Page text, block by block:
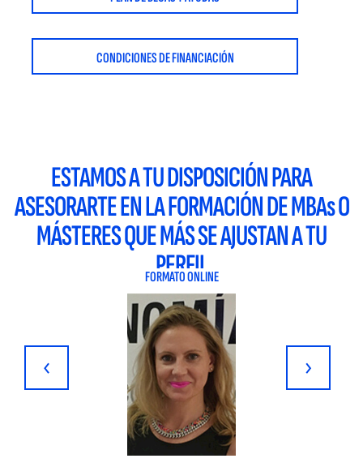
CONDICIONES DE FINANCIACIÓN
ESTAMOS A TU DISPOSICIÓN PARA
ASESORARTE EN LA FORMACIÓN DE MBAs O
MÁSTERES QUE MÁS SE AJUSTAN A TU
PERFIL
FORMATO ONLINE
‹ ›